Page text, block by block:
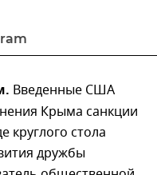
Введенные США
Крыма санкции
стола
дружбы